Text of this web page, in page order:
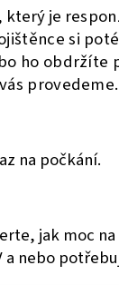
který je r
si
ho
provedeme.
na počkání.
jak moc
a nebo